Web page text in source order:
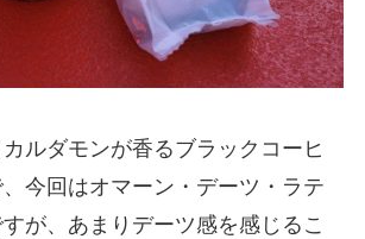
ルダモンが香るブラックコーヒ
今回はオマーン・デーツ・ラテ
が、あまりデーツ感を感じるこ